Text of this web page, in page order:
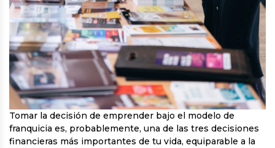
Tomar la decisión de emprender bajo el modelo de
franquicia es, probablemente, una de las tres decisiones
financieras más importantes de tu vida, equiparable a la